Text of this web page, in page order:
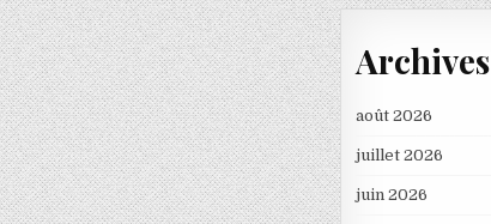
Archives
août 2026
juillet 2026
juin 2026